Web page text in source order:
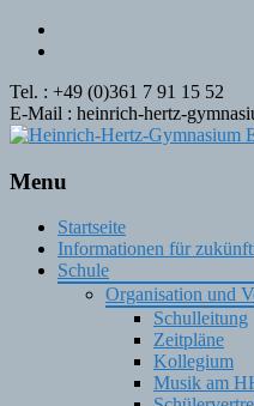
Tel. : +49 (0)361 7 91 15 52
E-Mail : heinrich-hertz-
Menu
Skip
content
Startseite
Informationen für
Schule
Organisation und
Schulleitung
Zeitpläne
Kollegium
Musik am